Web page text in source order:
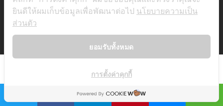
OPEN
ยินดีให้ผมเก็บข้อมูลเพื่อพัฒนาต่อไป นโยบายความเป็น
ส่วนตัว
ยอมรับทั้งหมด
การตั้งค่าคุกกี้